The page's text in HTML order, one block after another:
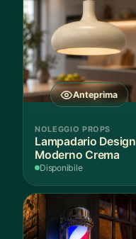
Anteprima
NOLEGGIO PROPS
Lampadario Design
Moderno Crema
Disponibile